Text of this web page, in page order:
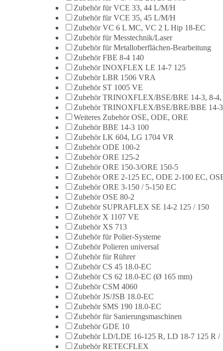
Zubehör für VCE 33, 44 L/M/H
Zubehör für VCE 35, 45 L/M/H
Zubehör VC 6 L MC, VC 2 L Hip 18-EC
Zubehör für Messtechnik/Laser
Zubehör für Metalloberflächen-Bearbeitung
Zubehör FBE 8-4 140
Zubehör INOXFLEX LE 14-7 125
Zubehör LBR 1506 VRA
Zubehör ST 1005 VE
Zubehör TRINOXFLEX/BSE/BRE 14-3, 8-
Zubehör TRINOXFLEX/BSE/BRE/BBE 14-3
Weiteres Zubehör OSE, ODE, ORE
Zubehör BBE 14-3 100
Zubehör LK 604, LG 1704 VR
Zubehör ODE 100-2
Zubehör ORE 125-2
Zubehör ORE 150-3/ORE 150-5
Zubehör ORE 2-125 EC, ODE 2-100 EC,
Zubehör ORE 3-150 / 5-150 EC
Zubehör OSE 80-2
Zubehör SUPRAFLEX SE 14-2 125 / 150
Zubehör X 1107 VE
Zubehör XS 713
Zubehör für Polier-Systeme
Zubehör Polieren universal
Zubehör für Rührer
Zubehör CS 45 18.0-EC
Zubehör CS 62 18.0-EC (Ø 165 mm)
Zubehör CSM 4060
Zubehör JS/JSB 18.0-EC
Zubehör SMS 190 18.0-EC
Zubehör für Sanierungsmaschinen
Zubehör GDE 10
Zubehör LD/LDE 16-125 R, LD 18-7 125 R /
Zubehör RETECFLEX